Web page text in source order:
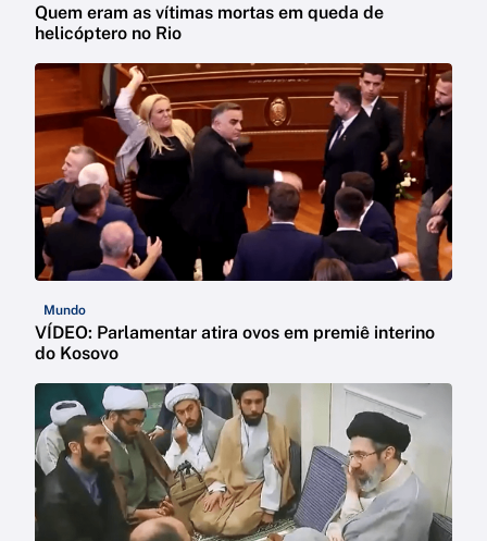
Quem eram as vítimas mortas em queda de
helicóptero no Rio
Mundo
VÍDEO: Parlamentar atira ovos em premiê interino
do Kosovo